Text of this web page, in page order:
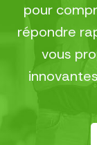
pour
répondre
vous